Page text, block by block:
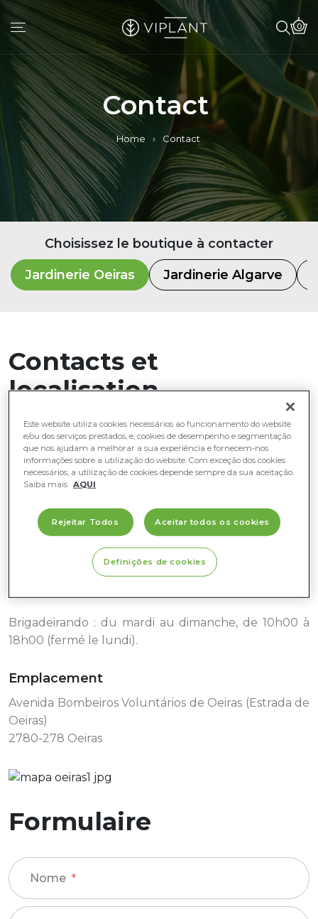
0
Contact
Home › Contact
Choisissez le boutique à contacter
Jardinerie Oeiras
Jardinerie Algarve
Contacts et
localisation
Contacts Jardinerie Oeiras
oeirasgarden@viplant.pt
T. +351 214406590
Heures d'ouverture
Tous les jours de 9h00 à 19h00 (y compris les jours
Brigadeirando : du mardi au dimanche, de 10h00 à
18h00 (fermé le lundi).
Emplacement
Avenida Bombeiros Voluntários de Oeiras (Estrada de
Oeiras)
2780-278 Oeiras
Formulaire
Nome
Este website utiliza cookies necessários ao funcionamento do website
e/ou dos serviços prestados, e, cookies de desempenho e segmentação
que nos ajudam a melhorar a sua experiência e fornecem-nos
informações sobre a utilização do website. Com exceção dos cookies
necessários, a utilização de cookies depende sempre da sua aceitação.
Saiba mais AQUI
Rejeitar Todos Aceitar todos os cookies
Definições de cookies